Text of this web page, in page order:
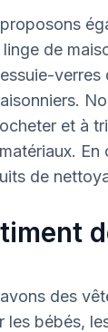
de
verres
et à
En
de
des
les bébés,